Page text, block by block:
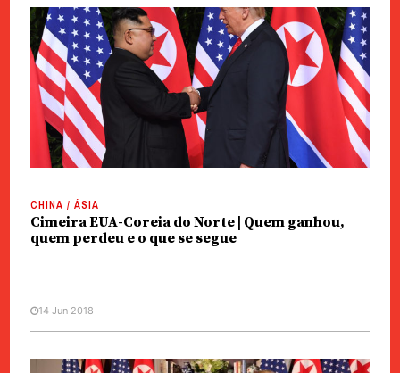
CHINA / ÁSIA
Washington espera que
“essencial” do desarmamento
norte-coreano ocorra até 2020
CHINA / ÁSIA
Cimeira EUA-Coreia do Norte | Quem ganhou,
quem perdeu e o que se segue
14 Jun 2018